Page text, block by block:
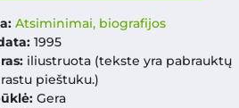
Atsiminimai, biografijos
1995
iliustruota (tekste yra pabrauktų
pieštuku.)
Gera